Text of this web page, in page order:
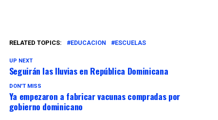
RELATED TOPICS: EDUCACION ESCUELAS
UP NEXT
Seguirán las lluvias en República Dominicana
DON'T MISS
Ya empezaron a fabricar vacunas compradas por
gobierno dominicano